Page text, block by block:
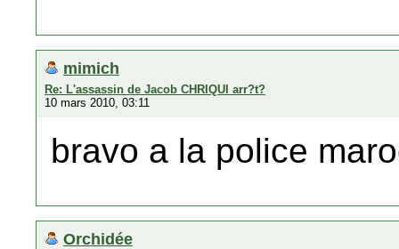
mimich
Re: L'assassin de Jacob CHRIQUI arr?t?
10 mars 2010, 03:11
bravo a la police
Orchidée